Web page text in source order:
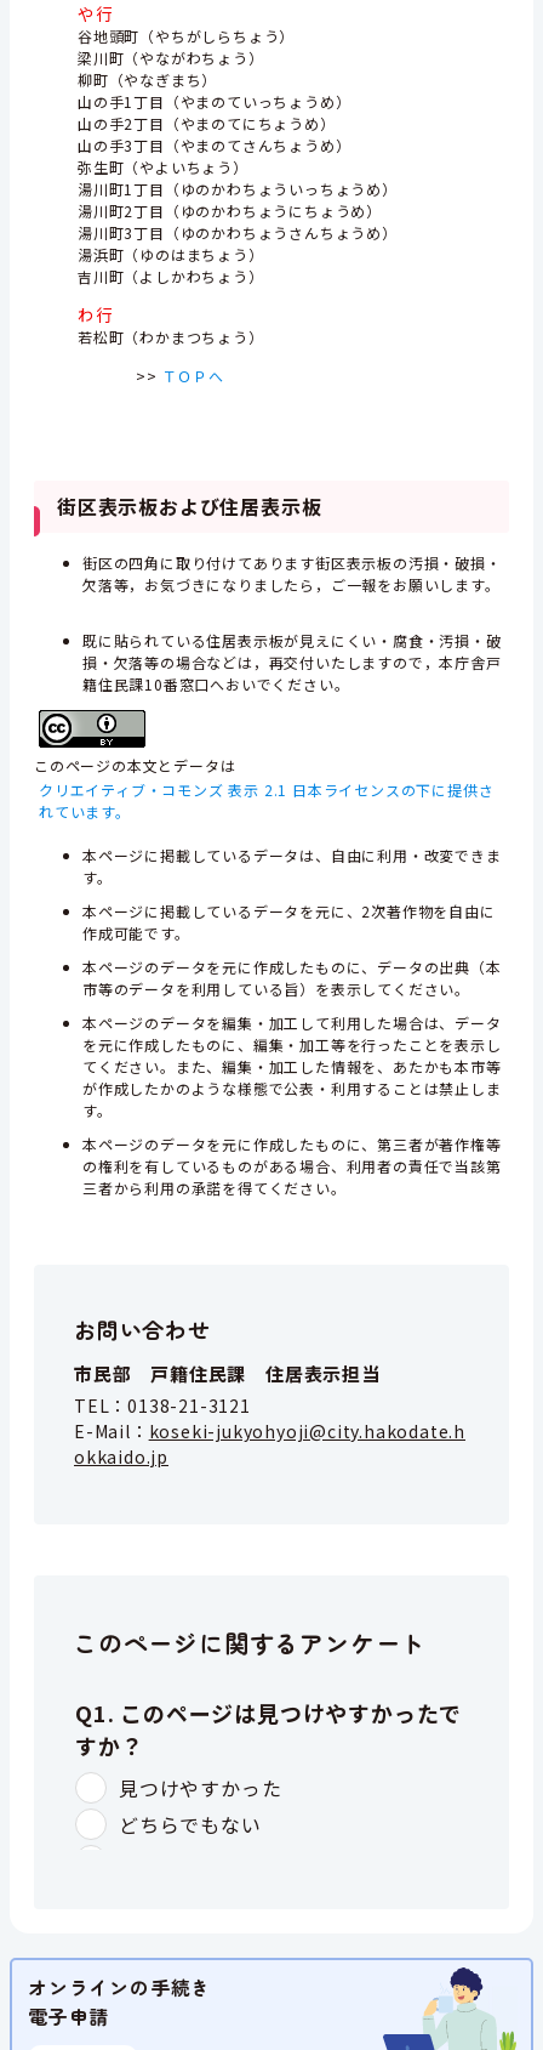
や行
谷地頭町（やちがしらちょう）
梁川町（やながわちょう）
柳町（やなぎまち）
山の手1丁目（やまのていっちょうめ）
山の手2丁目（やまのてにちょうめ）
山の手3丁目（やまのてさんちょうめ）
弥生町（やよいちょう）
湯川町1丁目（ゆのかわちょういっちょうめ）
湯川町2丁目（ゆのかわちょうにちょうめ）
湯川町3丁目（ゆのかわちょうさんちょうめ）
湯浜町（ゆのはまちょう）
吉川町（よしかわちょう）
わ行
若松町（わかまつちょう）
>> ＴＯＰへ
街区表示板および住居表示板
街区の四角に取り付けてあります街区表示板の汚損・破損・
欠落等，お気づきになりましたら，ご一報をお願いします。
既に貼られている住居表示板が見えにくい・腐食・汚損・破
損・欠落等の場合などは，再交付いたしますので，本庁舎戸
籍住民課10番窓口へおいでください。
このページの本文とデータは
クリエイティブ・コモンズ 表示 2.1 日本ライセンスの下に提供さ
れています。
本ページに掲載しているデータは、自由に利用・改変できま
す。
本ページに掲載しているデータを元に、2次著作物を自由に
作成可能です。
本ページのデータを元に作成したものに、データの出典（本
市等のデータを利用している旨）を表示してください。
本ページのデータを編集・加工して利用した場合は、データ
を元に作成したものに、編集・加工等を行ったことを表示し
てください。また、編集・加工した情報を、あたかも本市等
が作成したかのような様態で公表・利用することは禁止しま
す。
本ページのデータを元に作成したものに、第三者が著作権等
の権利を有しているものがある場合、利用者の責任で当該第
三者から利用の承諾を得てください。
お問い合わせ
市民部 戸籍住民課 住居表示担当
TEL：0138-21-3121
E-Mail： koseki-jukyohyoji@city.hakodate.h
okkaido.jp
このページに関するアンケート
オンラインの手続き
電子申請